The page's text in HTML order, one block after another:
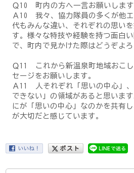
Ｑ10 町内の方へ一言お願いします
Ａ10 我々、協力隊員の多くが他
代もみんな違い、それぞれの思い
す。様々な特技や経験を持つ面白
で、町内で見かけた際はどうぞよろ
Ｑ11 これから新温泉町地域おこ
セージをお願いします。
Ａ11 人それぞれ「思いの中心」
できない」の領域があると思いま
にが「思いの中心」なのかを共有
が大切だと感じています。